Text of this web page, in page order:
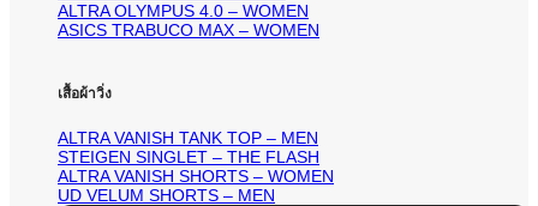
ALTRA OLYMPUS 4.0 – WOMEN
ASICS TRABUCO MAX – WOMEN
เสื้อผ้าวิ่ง
ALTRA VANISH TANK TOP – MEN
STEIGEN SINGLET – THE FLASH
ALTRA VANISH SHORTS – WOMEN
UD VELUM SHORTS – MEN